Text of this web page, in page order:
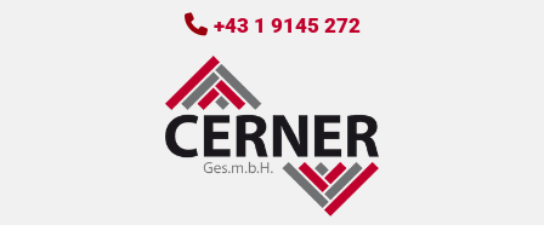
 +43 1 9145 272